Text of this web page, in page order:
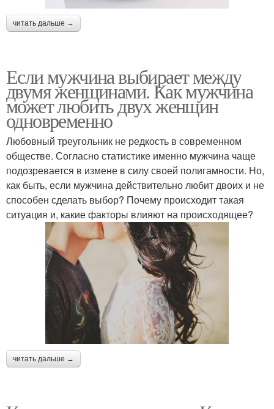
читать дальше →
Если мужчина выбирает между
двумя женщинами. Как мужчина
может любить двух женщин
одновременно
Любовный треугольник не редкость в современном
обществе. Согласно статистике именно мужчина чаще
подозревается в измене в силу своей полигамности. Но,
как быть, если мужчина действительно любит двоих и не
способен сделать выбор? Почему происходит такая
ситуация и, какие факторы влияют на происходящее?
читать дальше →